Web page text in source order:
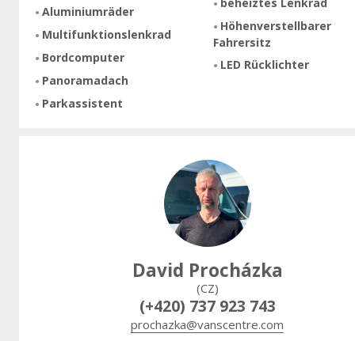
Aluminiumräder
Multifunktionslenkrad
Bordcomputer
Panoramadach
Parkassistent
Höhenverstellbarer
Fahrersitz
LED Rücklichter
David Procházka
(CZ)
(+420) 737 923 743
prochazka@vanscentre.com